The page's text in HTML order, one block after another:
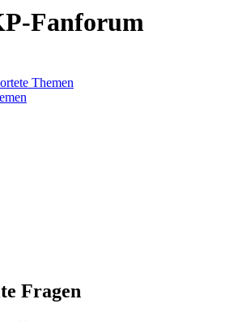
Fanforum
Themen
Fragen